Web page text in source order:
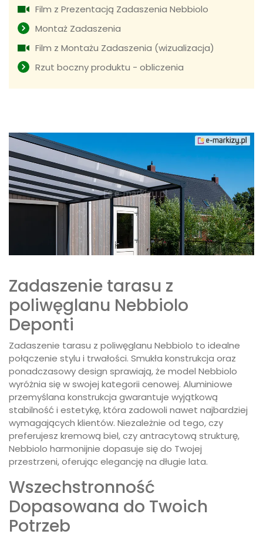
Film z Prezentacją Zadaszenia Nebbiolo
Montaż Zadaszenia
Film z Montażu Zadaszenia (wizualizacja)
Rzut boczny produktu - obliczenia
Zadaszenie tarasu z
poliwęglanu Nebbiolo
Deponti
Zadaszenie tarasu z poliwęglanu Nebbiolo to idealne
połączenie stylu i trwałości. Smukła konstrukcja oraz
ponadczasowy design sprawiają, że model Nebbiolo
wyróżnia się w swojej kategorii cenowej. Aluminiowe
przemyślana konstrukcja gwarantuje wyjątkową
stabilność i estetykę, która zadowoli nawet najbardziej
wymagających klientów. Niezależnie od tego, czy
preferujesz kremową biel, czy antracytową strukturę,
Nebbiolo harmonijnie dopasuje się do Twojej
przestrzeni, oferując elegancję na długie lata.
Wszechstronność
Dopasowana do Twoich
Potrzeb